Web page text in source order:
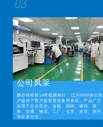
公司风采
斯必得科技14年砥砺前行，已为6000余位客
户提供了数万套智慧设备和系统，产品广泛
应用于公共安全、金融、国防、通信、政
务、交通、物流、工厂、仓库、农业、医药
等众多行业。